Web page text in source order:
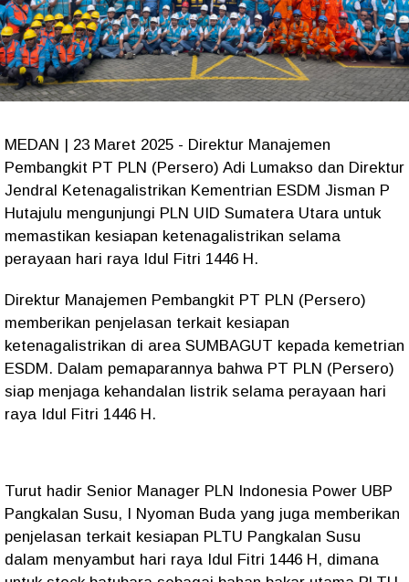
MEDAN | 23 Maret 2025 - Direktur Manajemen
Pembangkit PT PLN (Persero) Adi Lumakso dan Direktur
Jendral Ketenagalistrikan Kementrian ESDM Jisman P
Hutajulu mengunjungi PLN UID Sumatera Utara untuk
memastikan kesiapan ketenagalistrikan selama
perayaan hari raya Idul Fitri 1446 H.
Direktur Manajemen Pembangkit PT PLN (Persero)
memberikan penjelasan terkait kesiapan
ketenagalistrikan di area SUMBAGUT kepada kemetrian
ESDM. Dalam pemaparannya bahwa PT PLN (Persero)
siap menjaga kehandalan listrik selama perayaan hari
raya Idul Fitri 1446 H.
Turut hadir Senior Manager PLN Indonesia Power UBP
Pangkalan Susu, I Nyoman Buda yang juga memberikan
penjelasan terkait kesiapan PLTU Pangkalan Susu
dalam menyambut hari raya Idul Fitri 1446 H, dimana